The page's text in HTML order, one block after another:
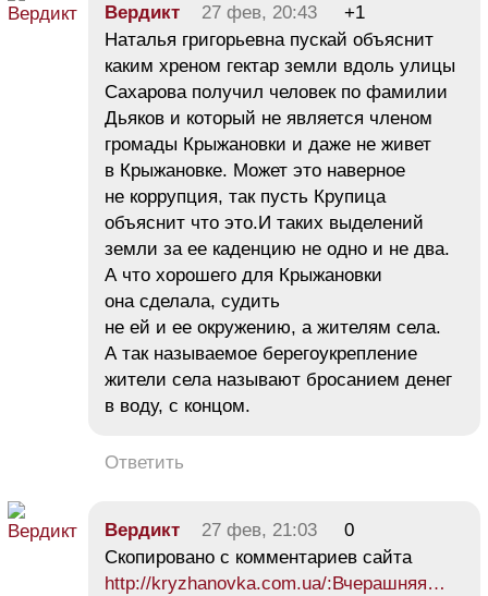
Вердикт 27 фев, 20:43
+1
Наталья григорьевна пускай объяснит
каким хреном гектар земли вдоль улицы
Сахарова получил человек по фамилии
Дьяков и который не является членом
громады Крыжановки и даже не живет
в Крыжановке. Может это наверное
не коррупция, так пусть Крупица
объяснит что это.И таких выделений
земли за ее каденцию не одно и не два.
А что хорошего для Крыжановки
она сделала, судить
не ей и ее окружению, а жителям села.
А так называемое берегоукрепление
жители села называют бросанием денег
в воду, с концом.
Ответить
Вердикт 27 фев, 21:03
0
Скопировано с комментариев сайта
http://kryzhanovka.com.ua/:Вчерашняя…